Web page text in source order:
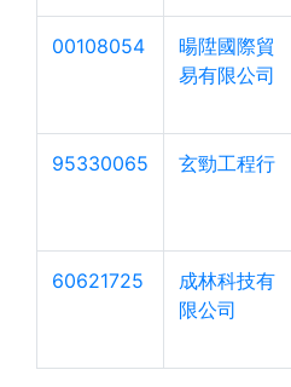
00108054
暘陞國際貿
易有限公司
95330065 玄勁工程行
60621725
成林科技有
限公司